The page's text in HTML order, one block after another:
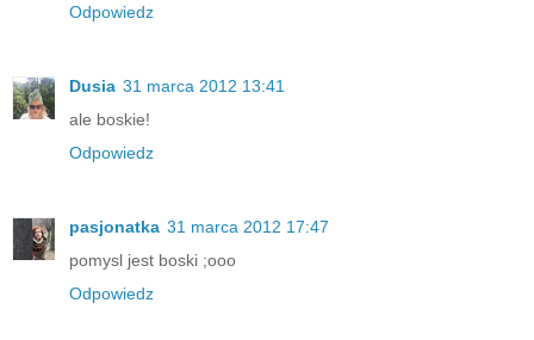
Odpowiedz
Dusia 31 marca 2012 13:41
ale boskie!
Odpowiedz
pasjonatka 31 marca 2012 17:47
pomysl jest boski ;ooo
Odpowiedz